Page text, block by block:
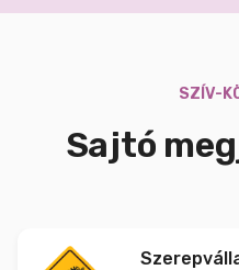
SZÍV-
Sajtó